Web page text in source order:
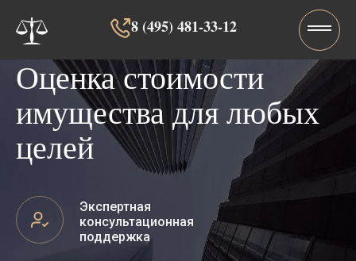
8 (495) 481-33-12‬‬
Оценка стоимости
имущества для любых
целей
Экспертная
консультационная
поддержка